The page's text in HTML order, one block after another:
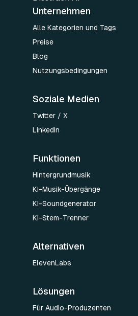
Unternehmen
Alle Kategorien und Tags
Preise
Blog
Nutzungsbedingungen
Soziale Medien
Twitter / X
LinkedIn
Funktionen
Hintergrundmusik
KI-Musik-Übergänge
KI-Soundgenerator
KI-Stem-Trenner
Alternativen
ElevenLabs
Lösungen
Für Audio-Produzenten